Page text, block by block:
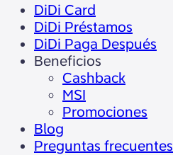
DiDi Card
DiDi Préstamos
DiDi Paga Después
Beneficios
Cashback
MSI
Promociones
Blog
Preguntas frecuentes